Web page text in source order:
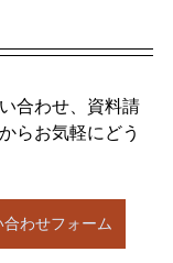
合わせ、資料請
らお気軽にどう
わせフォーム